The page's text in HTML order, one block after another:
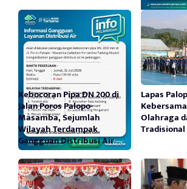
Kebocoran Pipa DN 200 di
Jalan Poros Palopo-
Masamba, Sejumlah
Wilayah Terdampak
Gangguan Distribusi Air
Lapas
Olahraga
Tradisional